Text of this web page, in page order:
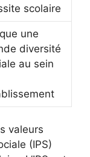
scolaire
une
diversité
au sein
valeurs
(IPS)